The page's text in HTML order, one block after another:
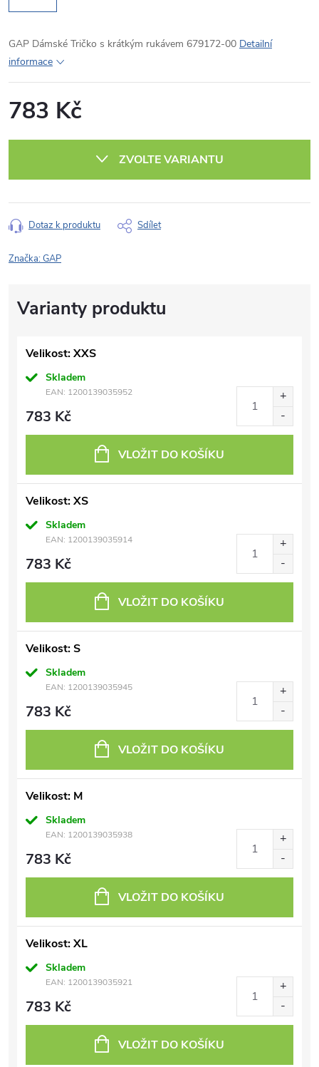
GAP Dámské Tričko s krátkým rukávem 679172-00 Detailní
informace
783 Kč
ZVOLTE VARIANTU
Dotaz k produktu Sdílet
Značka:GAP
Velikost: XXS
Skladem
EAN: 1200139035952
783 Kč
VLOŽIT DO KOŠÍKU
Velikost: XS
Skladem
EAN: 1200139035914
783 Kč
VLOŽIT DO KOŠÍKU
Velikost: S
Skladem
EAN: 1200139035945
783 Kč
VLOŽIT DO KOŠÍKU
Velikost: M
Skladem
EAN: 1200139035938
783 Kč
VLOŽIT DO KOŠÍKU
Velikost: XL
Skladem
EAN: 1200139035921
783 Kč
VLOŽIT DO KOŠÍKU